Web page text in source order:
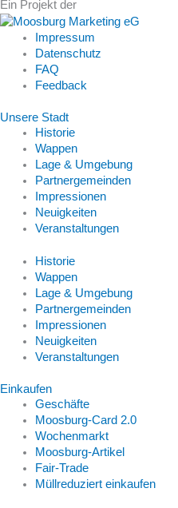
Ein Projekt der
Impressum
Datenschutz
FAQ
Feedback
Unsere Stadt
Historie
Wappen
Lage & Umgebung
Partnergemeinden
Impressionen
Neuigkeiten
Veranstaltungen
Historie
Wappen
Lage & Umgebung
Partnergemeinden
Impressionen
Neuigkeiten
Veranstaltungen
Einkaufen
Geschäfte
Moosburg-Card 2.0
Wochenmarkt
Moosburg-Artikel
Fair-Trade
Müllreduziert einkaufen